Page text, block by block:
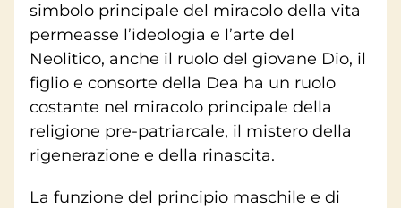
simbolo principale del miracolo della vita
permeasse l’ideologia e l’arte del
Neolitico, anche il ruolo del giovane Dio, il
figlio e consorte della Dea ha un ruolo
costante nel miracolo principale della
religione pre-patriarcale, il mistero della
rigenerazione e della rinascita.
La funzione del principio maschile e di